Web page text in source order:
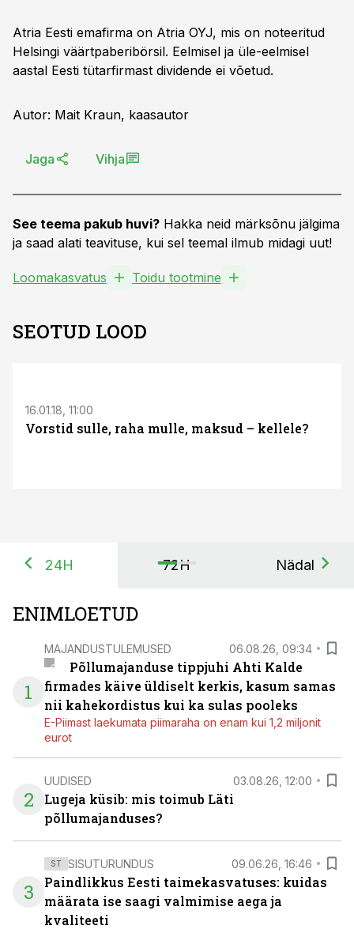
Atria Eesti emafirma on Atria OYJ, mis on noteeritud
Helsingi väärtpaberibörsil. Eelmisel ja üle-eelmisel
aastal Eesti tütarfirmast dividende ei võetud.
Autor: Mait Kraun, kaasautor
Jaga Vihja
See teema pakub huvi? Hakka neid märksõnu jälgima
ja saad alati teavituse, kui sel teemal ilmub midagi uut!
Loomakasvatus Toidu tootmine
SEOTUD LOOD
16.01.18, 11:00
Vorstid sulle, raha mulle, maksud – kellele?
24H 72H Nädal
ENIMLOETUD
1
MAJANDUSTULEMUSED 06.08.26, 09:34
Põllumajanduse tippjuhi Ahti Kalde
firmades käive üldiselt kerkis, kasum samas
nii kahekordistus kui ka sulas pooleks
E-Piimast laekumata piimaraha on enam kui 1,2 miljonit
eurot
2
UUDISED 03.08.26, 12:00
Lugeja küsib: mis toimub Läti
põllumajanduses?
3
ST SISUTURUNDUS 09.06.26, 16:46
Paindlikkus Eesti taimekasvatuses: kuidas
määrata ise saagi valmimise aega ja
kvaliteeti